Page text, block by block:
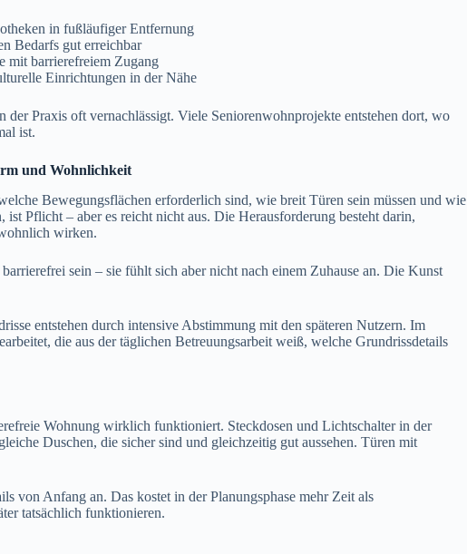
in fußläufiger Entfernung
Bedarfs gut erreichbar
mit barrierefreiem Zugang
Einrichtungen in der Nähe
Praxis oft vernachlässigt. Viele Seniorenwohnprojekte entstehen dort, wo
ist.
und Wohnlichkeit
Bewegungsflächen erforderlich sind, wie breit Türen sein müssen und wie
Pflicht – aber es reicht nicht aus. Die Herausforderung besteht darin,
wirken.
sein – sie fühlt sich aber nicht nach einem Zuhause an. Die Kunst
entstehen durch intensive Abstimmung mit den späteren Nutzern. Im
die aus der täglichen Betreuungsarbeit weiß, welche Grundrissdetails
Wohnung wirklich funktioniert. Steckdosen und Lichtschalter in der
Duschen, die sicher sind und gleichzeitig gut aussehen. Türen mit
von Anfang an. Das kostet in der Planungsphase mehr Zeit als
tatsächlich funktionieren.